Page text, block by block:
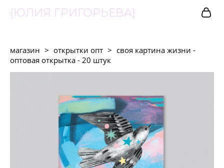
{ЮЛИЯ ГРИГОРЬЕВА}
магазин > открытки опт > своя картина жизни -
оптовая открытка - 20 штук